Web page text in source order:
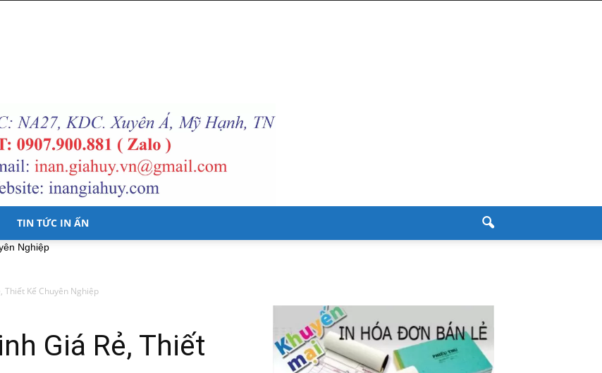
TIN TỨC IN ẤN
Nghiệp
Thiết Kế Chuyên Nghiệp
Giá Rẻ, Thiết